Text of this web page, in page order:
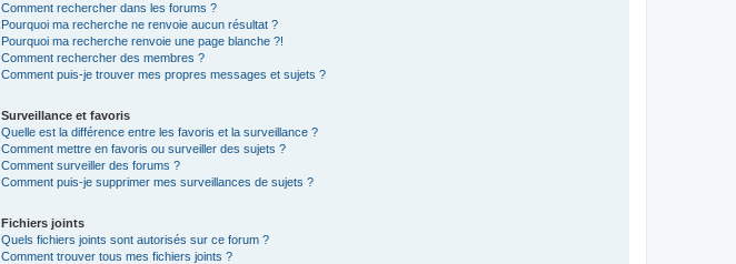
Comment rechercher dans les forums ?
Pourquoi ma recherche ne renvoie aucun résultat ?
Pourquoi ma recherche renvoie une page blanche ?!
Comment rechercher des membres ?
Comment puis-je trouver mes propres messages et sujets ?
Surveillance et favoris
Quelle est la différence entre les favoris et la surveillance ?
Comment mettre en favoris ou surveiller des sujets ?
Comment surveiller des forums ?
Comment puis-je supprimer mes surveillances de sujets ?
Fichiers joints
Quels fichiers joints sont autorisés sur ce forum ?
Comment trouver tous mes fichiers joints ?